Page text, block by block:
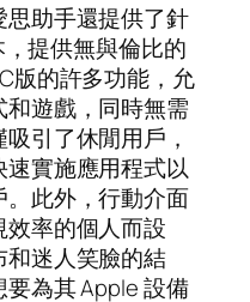
助手還提供了針
提供無與倫比的
版的許多功能，允
遊戲，同時無需
引了休閒用戶，
實施應用程式以
此外，行動介面
率的個人而設
迷人笑臉的結
為其 Apple 設備